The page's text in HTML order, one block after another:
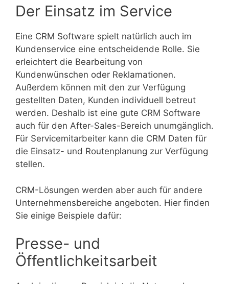
Der Einsatz im Service
Eine CRM Software spielt natürlich auch im
Kundenservice eine entscheidende Rolle. Sie
erleichtert die Bearbeitung von
Kundenwünschen oder Reklamationen.
Außerdem können mit den zur Verfügung
gestellten Daten, Kunden individuell betreut
werden. Deshalb ist eine gute CRM Software
auch für den After-Sales-Bereich unumgänglich.
Für Servicemitarbeiter kann die CRM Daten für
die Einsatz- und Routenplanung zur Verfügung
stellen.
CRM-Lösungen werden aber auch für andere
Unternehmensbereiche angeboten. Hier finden
Sie einige Beispiele dafür:
Presse- und
Öffentlichkeitsarbeit